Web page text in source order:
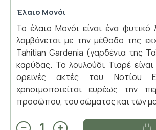
Έλαιο Μονόι
Το έλαιο Μονόι είναι ένα φυτικό
λαμβάνεται με την μέθοδο της
Tahitian Gardenia (γαρδένια της
καρύδας. Το λουλούδι Τιαρέ είναι
ορεινές ακτές του Νοτίου
χρησιμοποιείται ευρέως την
προσώπου, του σώματος και των